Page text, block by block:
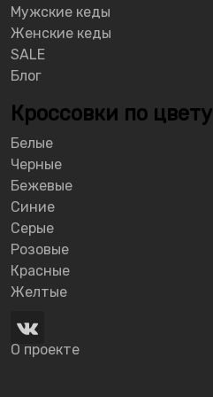
Мужские кеды
Женские кеды
SALE
Блог
Кроссовки по цвету
Белые
Черные
Бежевые
Синие
Серые
Розовые
Красные
Желтые
О проекте